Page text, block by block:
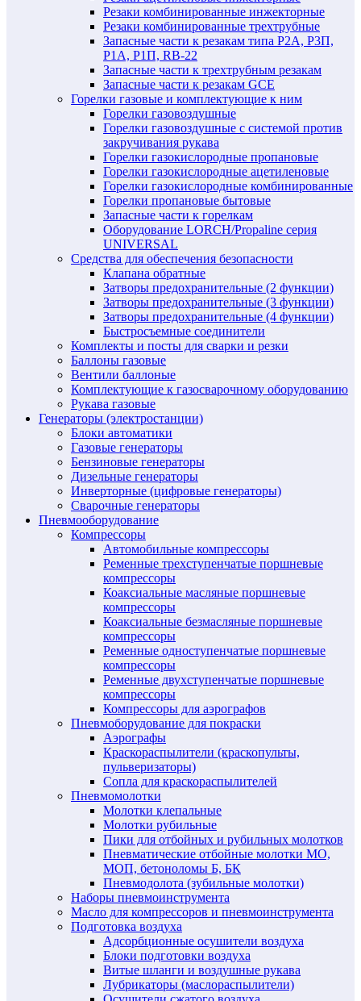
Резаки комбинированные инжекторные
Резаки комбинированные трехтрубные
Запасные части к резакам типа Р2А, Р3П,
Р1А, Р1П, RB-22
Запасные части к трехтрубным резакам
Запасные части к резакам GCE
Горелки газовые и комплектующие к ним
Горелки газовоздушные
Горелки газовоздушные с системой против
закручивания рукава
Горелки газокислородные пропановые
Горелки газокислородные ацетиленовые
Горелки газокислородные комбинированные
Горелки пропановые бытовые
Запасные части к горелкам
Оборудование LORCH/Propaline серия
UNIVERSAL
Средства для обеспечения безопасности
Клапана обратные
Затворы предохранительные (2 функции)
Затворы предохранительные (3 функции)
Затворы предохранительные (4 функции)
Быстросъемные соединители
Комплекты и посты для сварки и резки
Баллоны газовые
Вентили баллоные
Комплектующие к газосварочному оборудованию
Рукава газовые
Генераторы (электростанции)
Блоки автоматики
Газовые генераторы
Бензиновые генераторы
Дизельные генераторы
Инверторные (цифровые генераторы)
Сварочные генераторы
Пневмооборудование
Компрессоры
Автомобильные компрессоры
Ременные трехступенчатые поршневые
компрессоры
Коаксиальные масляные поршневые
компрессоры
Коаксиальные безмасляные поршневые
компрессоры
Ременные одноступенчатые поршневые
компрессоры
Ременные двухступенчатые поршневые
компрессоры
Компрессоры для аэрографов
Пневмоборудование для покраски
Аэрографы
Краскораспылители (краскопульты,
пульверизаторы)
Сопла для краскораспылителей
Пневмомолотки
Молотки клепальные
Молотки рубильные
Пики для отбойных и рубильных молотков
Пневматические отбойные молотки МО,
МОП, бетоноломы Б, БК
Пневмодолота (зубильные молотки)
Наборы пневмоинструмента
Масло для компрессоров и пневмоинструмента
Подготовка воздуха
Адсорбционные осушители воздуха
Блоки подготовки воздуха
Витые шланги и воздушные рукава
Лубрикаторы (маслораспылители)